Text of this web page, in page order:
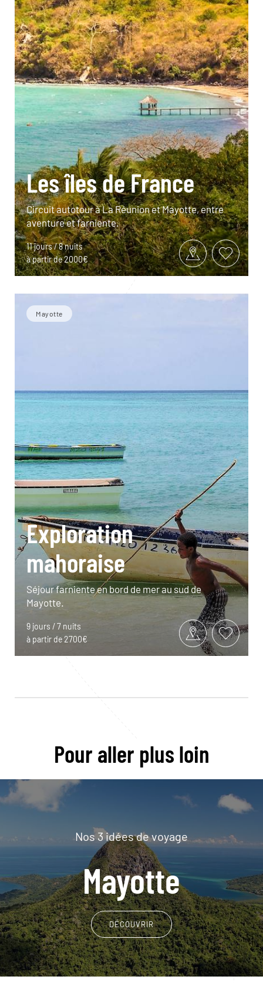
Les îles de France
Circuit autotour à La Réunion et Mayotte, entre
aventure et farniente.
11 jours / 8 nuits
à partir de 2000€
Mayotte
Exploration
mahoraise
Séjour farniente en bord de mer au sud de
Mayotte.
9 jours / 7 nuits
à partir de 2700€
Pour aller plus loin
Nos 3 idées de voyage
Mayotte
DÉCOUVRIR